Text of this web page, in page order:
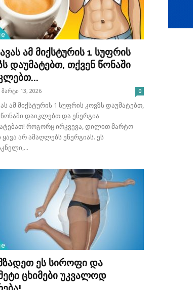
ამ მიქსტურის 1 სუფრის
დაუმატებთ, თქვენ წონაში
მარტი 13, 2026 0
ამ მიქსტურის 1 სუფრის კოვზს დაუმატებთ,
დაიკლებთ და ენერგია
როგორც ირკვევა, დილით მარტო
არ ამაღლებს ენერგიას. ეს
ეს სიროფი და
ცხიმები უკვალოდ